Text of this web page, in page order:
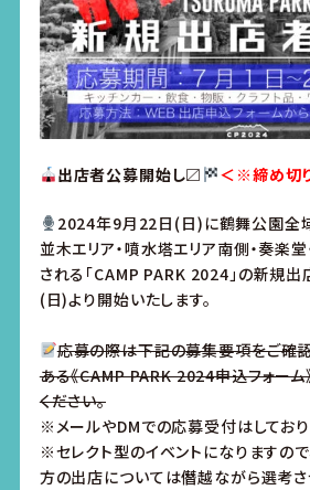
出店者公募開始し〼 ＜※締め切
2024年9月22日(日)に鶴舞公園全
並木エリア・噴水塔エリア南側・奏楽
される「CAMP PARK 2024」の新規
(日)より開始いたします。
応募の際は下記の募集要項をご確
ある《CAMP PARK 2024申込フォーム
ください。
※メールやDMでの応募受付はしており
※セレクト型のイベントになりますの
方の出店については僭越ながら選考さ